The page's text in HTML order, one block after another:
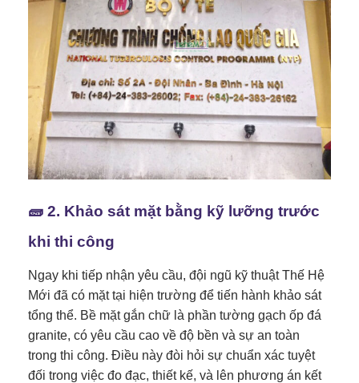
🧱 2. Khảo sát mặt bằng kỹ lưỡng trước
khi thi công
Ngay khi tiếp nhận yêu cầu, đội ngũ kỹ thuật Thế Hệ
Mới đã có mặt tại hiện trường để tiến hành khảo sát
tổng thể. Bề mặt gắn chữ là phần tường gạch ốp đá
granite, có yêu cầu cao về độ bền và sự an toàn
trong thi công. Điều này đòi hỏi sự chuẩn xác tuyệt
đối trong việc đo đạc, thiết kế, và lên phương án kết